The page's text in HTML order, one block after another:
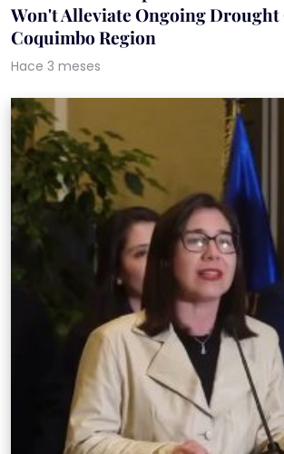
Won't Alleviate Ongoing
Coquimbo Region
Hace 3 meses